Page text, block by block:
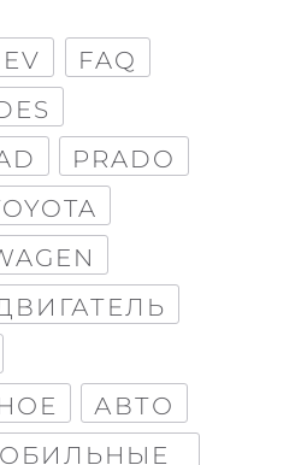
EV
FAQ
PRADO
АВТО